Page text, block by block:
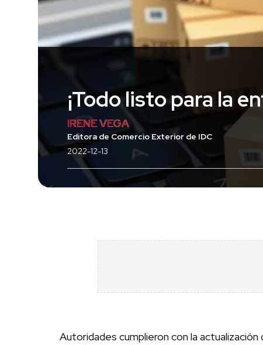
¡Todo listo para la
IRENE VEGA
Editora de Comercio Exterior de IDC
2022-12-13
Autoridades cumplieron con la